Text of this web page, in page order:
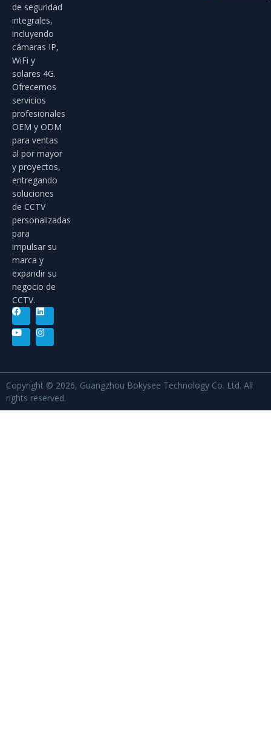
de seguridad
integrales,
incluyendo
cámaras IP,
WiFi y
solares 4G.
Ofrecemos
servicios
profesionales
OEM y ODM
para ventas
al por mayor
y proyectos,
entregando
soluciones
de CCTV
personalizadas
para
impulsar su
marca y
expandir su
negocio de
CCTV.
Copyright © 2026, Guangzhou Bokysee Technology Co. Ltd. All
rights reserved.